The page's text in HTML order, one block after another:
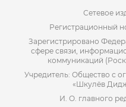
Сетевое
Регистрационный
Зарегистрировано
сфере связи,
коммуникаций
Учредитель: Общество с
«Шкулёв
И. О. главного